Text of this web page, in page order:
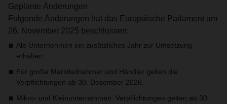
Geplante Änderungen
Folgende Änderungen hat das Europäische Parlament am
26. November 2025 beschlossen:
Ale Unternehmen ein zusätzliches Jahr zur Umsetzung
erhalten.
Für große Marktteilnehmer und Händler gelten die
Verpflichtungen ab 30. Dezember 2026.
Mikro- und Kleinunternehmen: Verpflichtungen gelten ab 30.